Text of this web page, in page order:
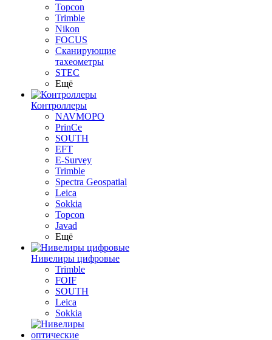
Topcon
Trimble
Nikon
FOCUS
Сканирующие
тахеометры
STEC
Ещё
Контроллеры
NAVMOPO
PrinCe
SOUTH
EFT
E-Survey
Trimble
Spectra Geospatial
Leica
Sokkia
Topcon
Javad
Ещё
Нивелиры цифровые
Trimble
FOIF
SOUTH
Leica
Sokkia